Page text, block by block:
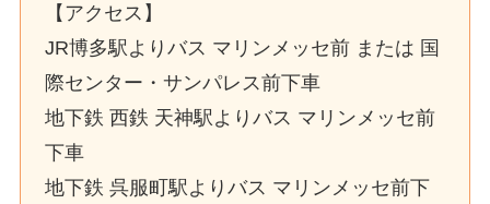
【アクセス】
JR博多駅よりバス マリンメッセ前 または 国
際センター・サンパレス前下車
地下鉄 西鉄 天神駅よりバス マリンメッセ前
下車
地下鉄 呉服町駅よりバス マリンメッセ前下